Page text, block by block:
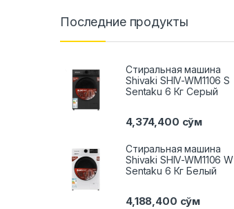
Последние продукты
Стиральная машина
Shivaki SHIV-WM1106 S
Sentaku 6 Кг Серый
4,374,400 сўм
Стиральная машина
Shivaki SHIV-WM1106 W
Sentaku 6 Кг Белый
4,188,400 сўм